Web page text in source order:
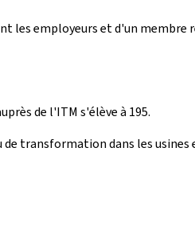
les employeurs et d'un
de l'ITM s'élève à 195.
transformation dans les usines